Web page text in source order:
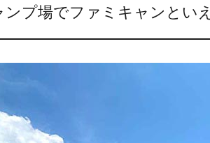
ンプ場でファミキャンとい